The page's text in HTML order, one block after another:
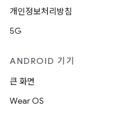
개인정보처리방침
5G
ANDROID 기기
큰 화면
Wear OS